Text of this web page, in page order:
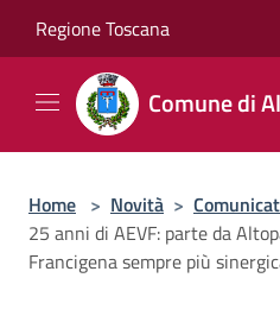
Regione Toscana
Comune di
Home > Novità >
25 anni di AEVF: parte da
Francigena sempre più